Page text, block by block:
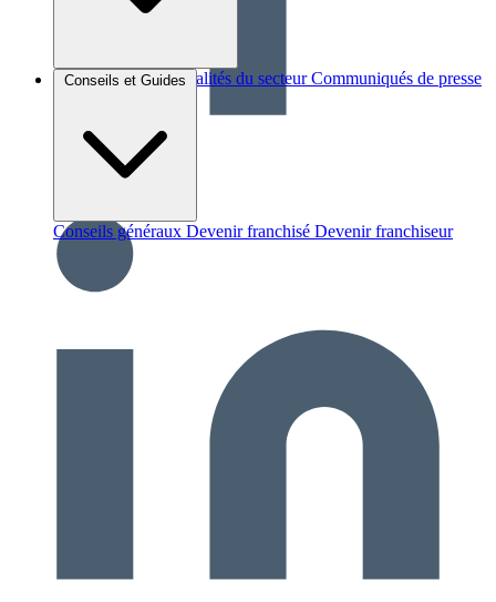
Brèves et actus Actualités du secteur Communiqués de presse
Conseils et Guides
Conseils généraux Devenir franchisé Devenir franchiseur